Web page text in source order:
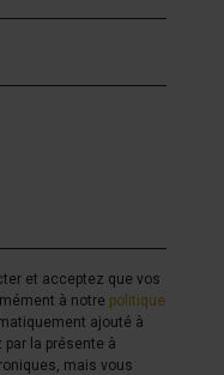
et acceptez que vos
à notre politique
ajouté à
la présente à
mais vous